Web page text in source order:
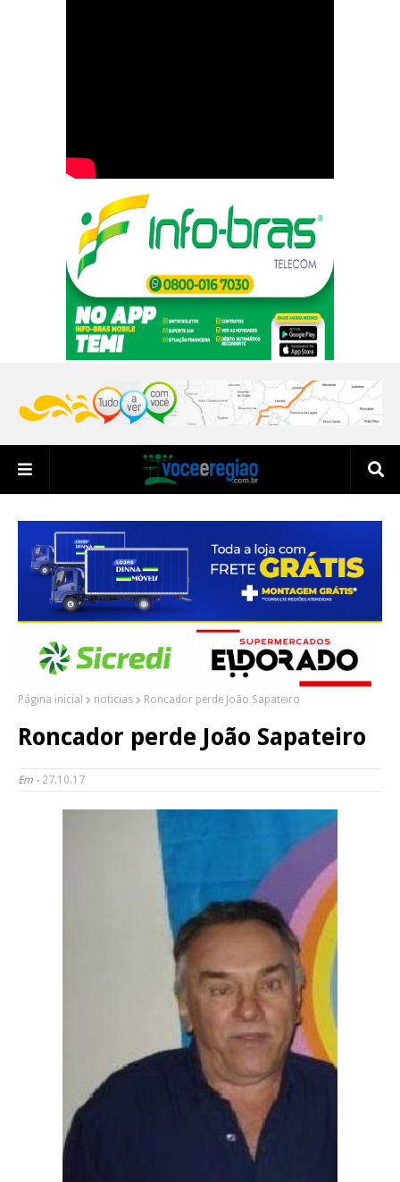
Página inicial noticias Roncador perde João Sapateiro
Roncador perde João Sapateiro
Em - 27.10.17